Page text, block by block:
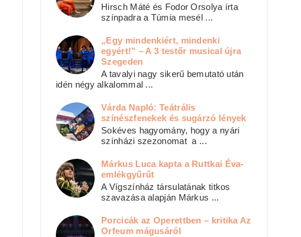
Hirsch Máté és Fodor Orsolya írta
színpadra a Túmia mesél ...
„Egy mindenkiért, mindenki
egyért!” – A 3 testőr musical újra
Szegeden
A tavalyi nagy sikerű bemutató után
idén négy alkalommal ...
Várda Napló: Teátrális
színészfenekek és sugárzó lények
Sokéves hagyomány, hogy a nyári
színházi szezonomat a ...
Márkus Luca kapta a Ruttkai Éva-
emlékgyűrűt
A Vígszínház társulatának titkos
szavazása alapján Márkus ...
Porcicák az Operettben – kritika Az
Orfeum mágusáról